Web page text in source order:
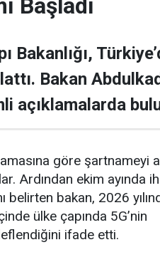
Başladı
Bakanlığı,
Bakan
açıklamalarda
göre şartnameyi
Ardından ekim ayında
belirten bakan, 2026
ülke çapında 5G’nin
ifade etti.